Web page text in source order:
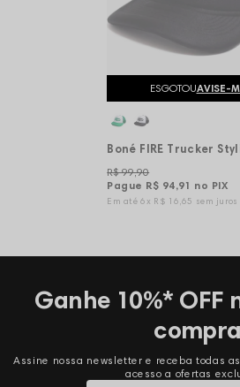
ESGOTOUAVISE-
Pague R$ 94,91 no PIX
R$ 99,90
6x R$ 16,65 sem juros
Ganhe 10%* OFF
compra
Assine nossa newsletter e receba todas
acesso a ofertas